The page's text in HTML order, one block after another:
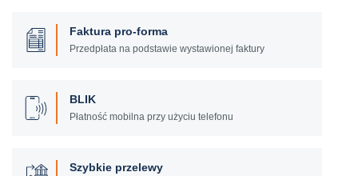
Faktura pro-forma
Przedpłata na podstawie wystawionej faktury
BLIK
Płatność mobilna przy użyciu telefonu
Szybkie przelewy